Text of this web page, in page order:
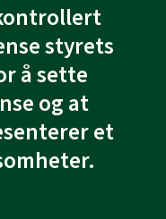
styrets
å sette
og at
et